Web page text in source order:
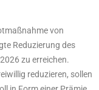
von
Reduzierung des
zu erreichen.
reduzieren, sollen